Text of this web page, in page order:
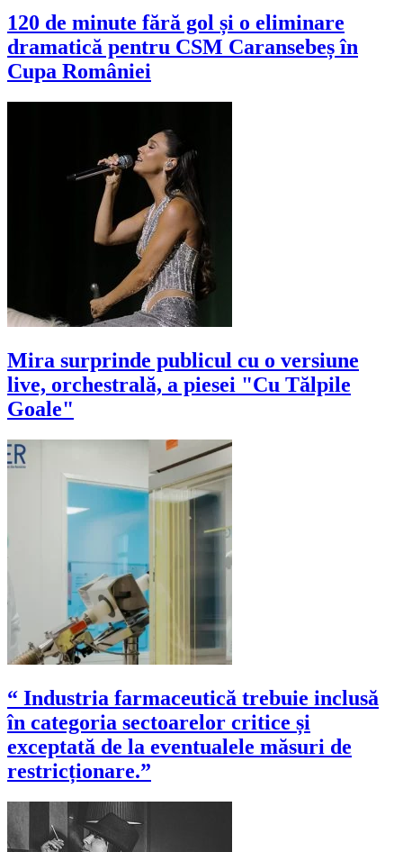
120 de minute fără gol și o eliminare
dramatică pentru CSM Caransebeș în
Cupa României
Mira surprinde publicul cu o versiune
live, orchestrală, a piesei "Cu Tălpile
Goale"
“ Industria farmaceutică trebuie inclusă
în categoria sectoarelor critice și
exceptată de la eventualele măsuri de
restricționare.”